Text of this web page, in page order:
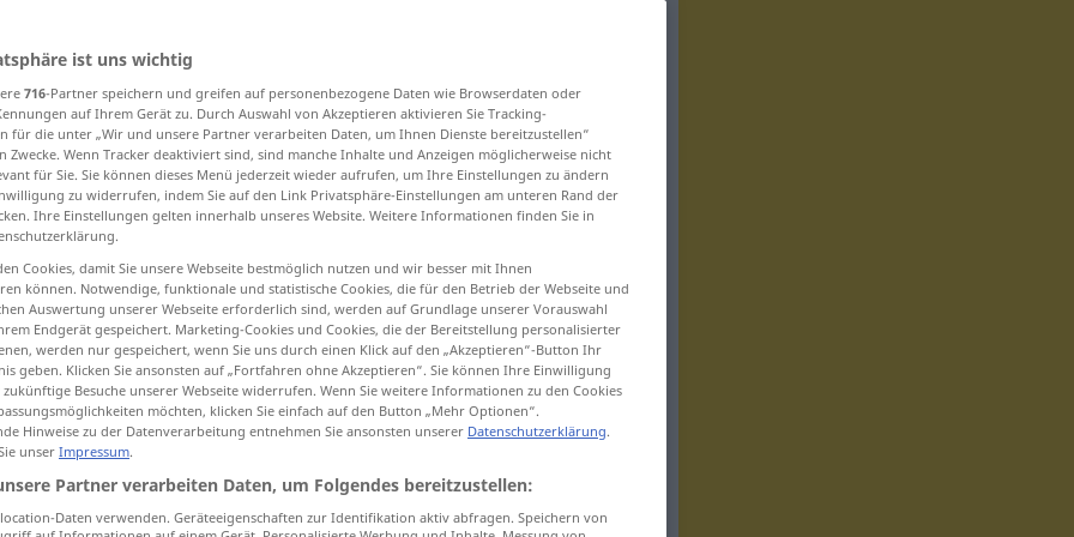
work carry out, administer
handhabenWaffe, Werkzeug etc
zu handhaben
ist uns wichtig
716-Partner speichern und greifen auf personenbezogene Daten wie Browserdaten oder
auf Ihrem Gerät zu. Durch Auswahl von Akzeptieren aktivieren Sie Tracking-
für die unter „Wir und unsere Partner verarbeiten Daten, um Ihnen Dienste bereitzustellen“
Zwecke. Wenn Tracker deaktiviert sind, sind manche Inhalte und Anzeigen möglicherweise nicht
für Sie. Sie können dieses Menü jederzeit wieder aufrufen, um Ihre Einstellungen zu ändern
zu widerrufen, indem Sie auf den Link Privatsphäre-Einstellungen am unteren Rand der
Ihre Einstellungen gelten innerhalb unseres Website. Weitere Informationen finden Sie in
Cookies, damit Sie unsere Webseite bestmöglich nutzen und wir besser mit Ihnen
können. Notwendige, funktionale und statistische Cookies, die für den Betrieb der Webseite und
Auswertung unserer Webseite erforderlich sind, werden auf Grundlage unserer Vorauswahl
Endgerät gespeichert. Marketing-Cookies und Cookies, die der Bereitstellung personalisierter
werden nur gespeichert, wenn Sie uns durch einen Klick auf den „Akzeptieren“-Button Ihr
geben. Klicken Sie ansonsten auf „Fortfahren ohne Akzeptieren“. Sie können Ihre Einwilligung
Besuche unserer Webseite widerrufen. Wenn Sie weitere Informationen zu den Cookies
möchten, klicken Sie einfach auf den Button „Mehr Optionen“.
Hinweise zu der Datenverarbeitung entnehmen Sie ansonsten unserer Datenschutzerklärung.
unser Impressum.
Partner verarbeiten Daten, um Folgendes bereitzustellen:
Daten verwenden. Geräteeigenschaften zur Identifikation aktiv abfragen. Speichern von